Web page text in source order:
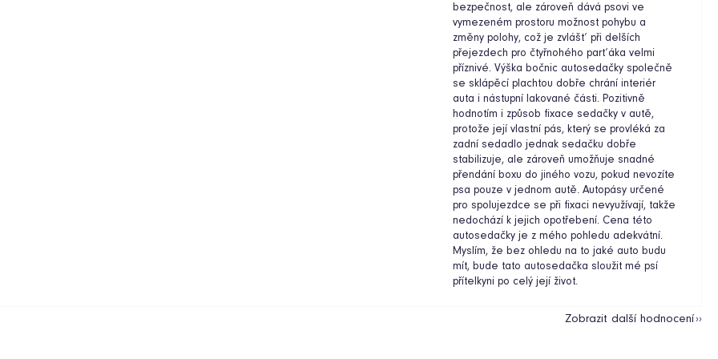
bezpečnost, ale zároveň dává psovi ve
vymezeném prostoru možnost pohybu a
změny polohy, což je zvlášť při delších
přejezdech pro čtyřnohého parťáka velmi
příznivé. Výška bočnic autosedačky společně
se sklápěcí plachtou dobře chrání interiér
auta i nástupní lakované části. Pozitivně
hodnotím i způsob fixace sedačky v autě,
protože její vlastní pás, který se provléká za
zadní sedadlo jednak sedačku dobře
stabilizuje, ale zároveň umožňuje snadné
přendání boxu do jiného vozu, pokud nevozíte
psa pouze v jednom autě. Autopásy určené
pro spolujezdce se při fixaci nevyužívají, takže
nedochází k jejich opotřebení. Cena této
autosedačky je z mého pohledu adekvátní.
Myslím, že bez ohledu na to jaké auto budu
mít, bude tato autosedačka sloužit mé psí
přítelkyni po celý její život.
Zobrazit další hodnocení